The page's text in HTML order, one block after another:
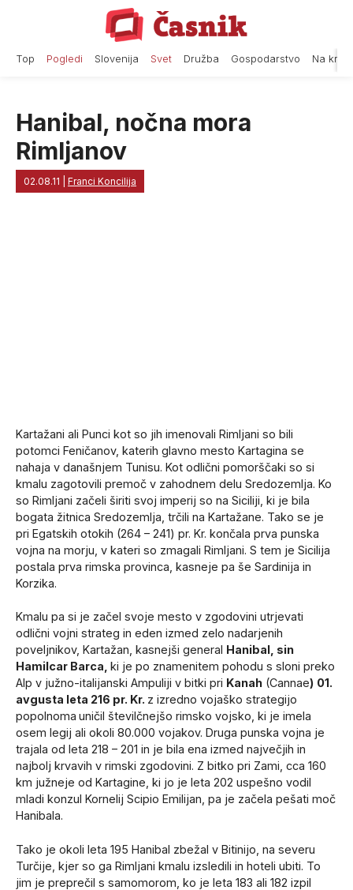
Top Pogledi Slovenija Svet Družba Gospodarstvo Na
Hanibal, nočna mora
Rimljanov
02.08.11 Franci Koncilija
Kartažani ali Punci kot so jih imenovali Rimljani so bili
potomci Feničanov, katerih glavno mesto Kartagina se
nahaja v današnjem Tunisu. Kot odlični pomorščaki so si
kmalu zagotovili premoč v zahodnem delu Sredozemlja. Ko
so Rimljani začeli širiti svoj imperij so na Siciliji, ki je bila
bogata žitnica Sredozemlja, trčili na Kartažane. Tako se je
pri Egatskih otokih (264 – 241) pr. Kr. končala prva punska
vojna na morju, v kateri so zmagali Rimljani. S tem je Sicilija
postala prva rimska provinca, kasneje pa še Sardinija in
Korzika.
Kmalu pa si je začel svoje mesto v zgodovini utrjevati
odlični vojni strateg in eden izmed zelo nadarjenih
poveljnikov, Kartažan, kasnejši general Hanibal, sin
Hamilcar Barca, ki je po znamenitem pohodu s sloni preko
Alp v južno-italijanski Ampuliji v bitki pri Kanah (Cannae) 01.
avgusta leta 216 pr. Kr. z izredno vojaško strategijo
popolnoma uničil številčnejšo rimsko vojsko, ki je imela
osem legij ali okoli 80.000 vojakov. Druga punska vojna je
trajala od leta 218 – 201 in je bila ena izmed največjih in
najbolj krvavih v rimski zgodovini. Z bitko pri Zami, cca 160
km južneje od Kartagine, ki jo je leta 202 uspešno vodil
mladi konzul Kornelij Scipio Emilijan, pa je začela pešati moč
Hanibala.
Tako je okoli leta 195 Hanibal zbežal v Bitinijo, na severu
Turčije, kjer so ga Rimljani kmalu izsledili in hoteli ubiti. To
jim je preprečil s samomorom, ko je leta 183 ali 182 izpil